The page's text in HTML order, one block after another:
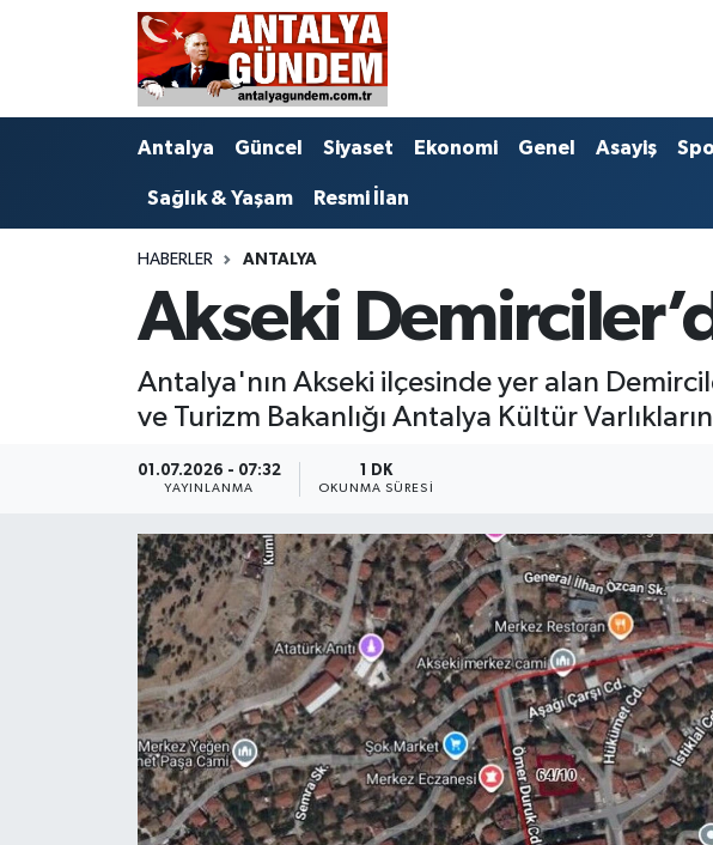
Antalya Güncel Siyaset Ekonomi Genel Asayiş
Sağlık & Yaşam Resmi İlan
HABERLER ANTALYA
Akseki
Antalya'nın Akseki ilçesinde yer alan
ve Turizm Bakanlığı Antalya Kültür
01.07.2026 - 07:32
YAYINLANMA
1 DK
OKUNMA SÜRESI
Antalya
Bilim & Teknoloji
EĞİTİM
Ekonomi
Kültür & Sanat
Magazin
Resmi İlan
Sağlık & Yaşam
Antalya Nöbetçi Eczaneler
Antalya Hava Durumu
Antalya Namaz Vakitleri
Süper Lig Puan Durumu ve Fikstür
Tüm Manşetler